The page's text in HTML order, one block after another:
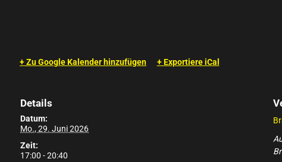
+ Zu Google Kalender hinzufügen + Exportiere iCal
Details
Datum:
Mo., 29. Juni 2026
Zeit:
17:00 - 20:40